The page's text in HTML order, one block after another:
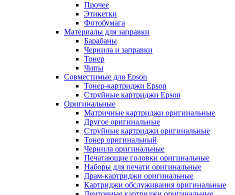
Прочее
Этикетки
Фотобумага
Материалы для заправки
Барабаны
Чернила и заправки
Тонер
Чипы
Совместимые для Epson
Тонер-картриджи Epson
Струйные картриджи Epson
Оригинальные
Матричные картриджи оригинальные
Другое оригинальные
Струйные картриджи оригинальные
Тонер оригинальный
Чернила оригинальные
Печатающие головки оригинальные
Наборы для печати оригинальные
Драм-картриджи оригинальные
Картриджи обслуживания оригинальные